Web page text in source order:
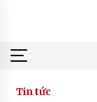
Tin tức